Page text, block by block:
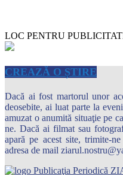
LOC PENTRU
CREAZĂ O ȘTIRE
Dacă ai fost martorul unor
deosebite, ai luat parte la
amuzat o anumită situaţie pe
ne. Dacă ai filmat sau
apară pe acest site, trimite-
adresa de mail